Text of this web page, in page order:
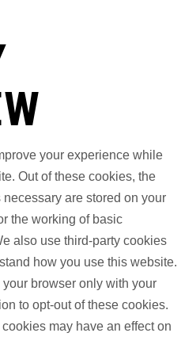
your experience while
Out of these cookies, the
are stored on your
the working of basic
also use third-party cookies
how you use this website.
browser only with your
to opt-out of these cookies.
may have an effect on